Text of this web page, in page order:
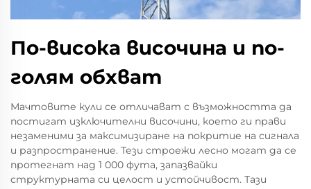
По-висока височина и по-
голям обхват
Мачтовите кули се отличават с възможността да
постигат изключителни височини, което ги прави
незаменими за максимизиране на покритие на сигнала
и разпространение. Тези строежи лесно могат да се
протегнат над 1 000 фута, запазвайки
структурната си целост и устойчивост. Тази